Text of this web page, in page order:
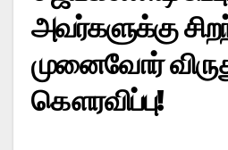
அவர்களுக்கு
முனைவோர்
கௌரவிப்பு!